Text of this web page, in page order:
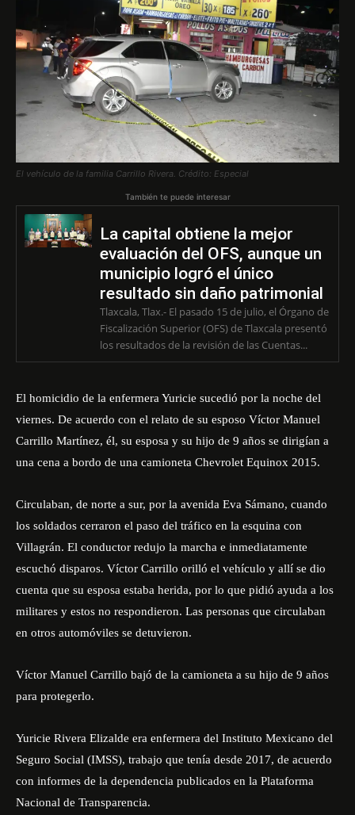
El vehículo de la familia Carrillo Rivera. Crédito: Especial
También te puede interesar
La capital obtiene la mejor
evaluación del OFS, aunque un
municipio logró el único
resultado sin daño patrimonial
Tlaxcala, Tlax.- El pasado 15 de julio, el Órgano de
Fiscalización Superior (OFS) de Tlaxcala presentó
los resultados de la revisión de las Cuentas...
El homicidio de la enfermera Yuricie sucedió por la noche del
viernes. De acuerdo con el relato de su esposo Víctor Manuel
Carrillo Martínez, él, su esposa y su hijo de 9 años se dirigían a
una cena a bordo de una camioneta Chevrolet Equinox 2015.
Circulaban, de norte a sur, por la avenida Eva Sámano, cuando
los soldados cerraron el paso del tráfico en la esquina con
Villagrán. El conductor redujo la marcha e inmediatamente
escuchó disparos. Víctor Carrillo orilló el vehículo y allí se dio
cuenta que su esposa estaba herida, por lo que pidió ayuda a los
militares y estos no respondieron. Las personas que circulaban
en otros automóviles se detuvieron.
Víctor Manuel Carrillo bajó de la camioneta a su hijo de 9 años
para protegerlo.
Yuricie Rivera Elizalde era enfermera del Instituto Mexicano del
Seguro Social (IMSS), trabajo que tenía desde 2017, de acuerdo
con informes de la dependencia publicados en la Plataforma
Nacional de Transparencia.